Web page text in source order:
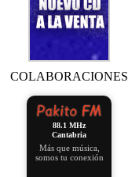
COLABORACIONES
88.1 MHz
Cantabria
Más que música,
somos tu conexión